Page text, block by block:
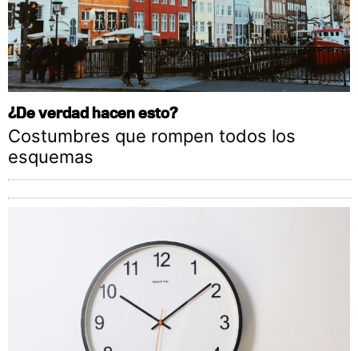
¿De verdad hacen esto?
Costumbres que rompen todos los
esquemas